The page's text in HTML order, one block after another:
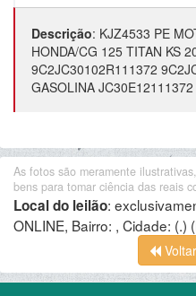
Descrição: KJZ4533 PE
HONDA/CG 125 TITAN KS
9C2JC30102R111372
GASOLINA JC30E12111372
As fotos são meramente
bens para tomar ciência das reais
Local do leilão:
ONLINE, Bairro: , Cidade: (.)